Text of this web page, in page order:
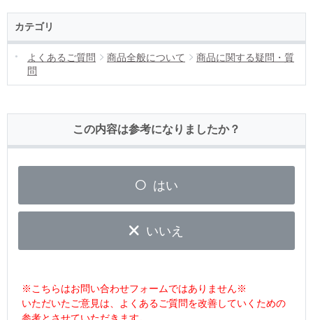
カテゴリ
よくあるご質問 商品全般について
商品に関する疑問・質
問
この内容は参考になりましたか？
はい
いいえ
※こちらはお問い合わせフォームではありません※
いただいたご意見は、よくあるご質問を改善していくための